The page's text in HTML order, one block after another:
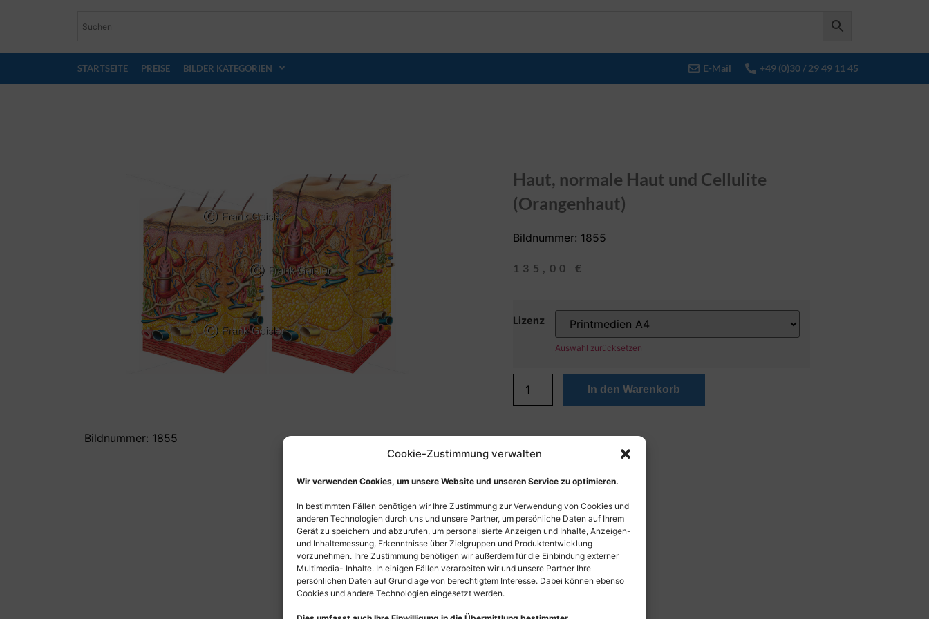
Cookie-Zustimmung verwalten
Wir verwenden Cookies, um unsere Website und unseren Service zu optimieren.
In bestimmten Fällen benötigen wir Ihre Zustimmung zur Verwendung von Cookies und
anderen Technologien durch uns und unsere Partner, um persönliche Daten auf Ihrem
Gerät zu speichern und abzurufen, um personalisierte Anzeigen und Inhalte, Anzeigen-
und Inhaltemessung, Erkenntnisse über Zielgruppen und Produktentwicklung
vorzunehmen. Ihre Zustimmung benötigen wir außerdem für die Einbindung externer
Multimedia- Inhalte. In einigen Fällen verarbeiten wir und unsere Partner Ihre
persönlichen Daten auf Grundlage von berechtigtem Interesse. Dabei können ebenso
Cookies und andere Technologien eingesetzt werden.
STARTSEITE PREISE BILDER KATEGORIEN E-Mail +49 (0)30 / 29 49 11 45
Bildnummer: 1855
Haut, normale Haut und Cellulite
(Orangenhaut)
Bildnummer: 1855
135,00 €
Lizenz
Auswahl zurücksetzen
In den Warenkorb